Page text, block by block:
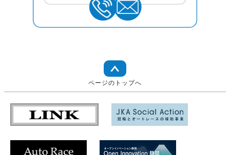
ページのトップへ